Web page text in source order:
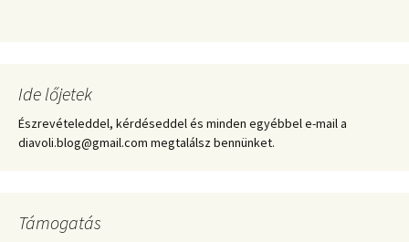
Ide lőjetek
Észrevételeddel, kérdéseddel és minden egyébbel e-mail a
diavoli.blog@gmail.com megtalálsz bennünket.
Támogatás